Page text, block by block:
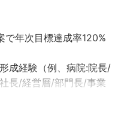
ア
こそ、導入後に“使われ
定した事業基盤があり
で年次目標達成率120%
成経験（例、病院:院長/
長/経営層/部門長/事業